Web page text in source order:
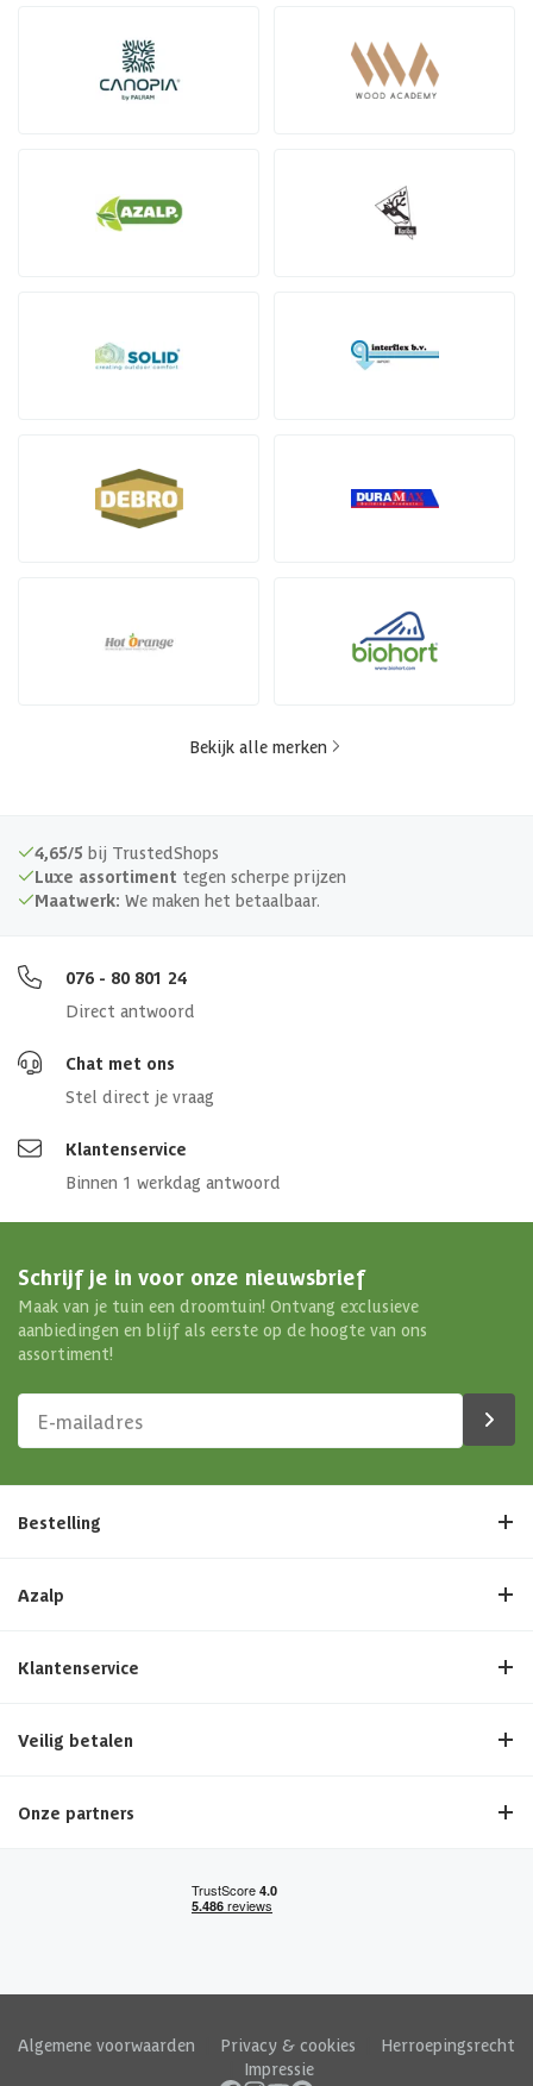
Bekijk alle merken
4,65/5 bij TrustedShops
Luxe assortiment tegen scherpe prijzen
Maatwerk: We maken het betaalbaar.
076 - 80 801 24
Direct antwoord
Chat met ons
Stel direct je vraag
Klantenservice
Binnen 1 werkdag antwoord
Schrijf je in voor onze nieuwsbrief
Maak van je tuin een droomtuin! Ontvang exclusieve
aanbiedingen en blijf als eerste op de hoogte van ons
assortiment!
Bestelling
Azalp
Klantenservice
Veilig betalen
Onze partners
Algemene voorwaarden Privacy & cookies
Herroepingsrecht
Impressie